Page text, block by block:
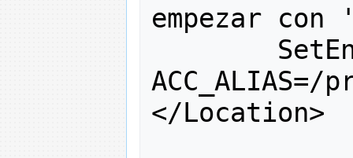
empezar
SetEnvIf
ACC_ALIAS=/
</Location>